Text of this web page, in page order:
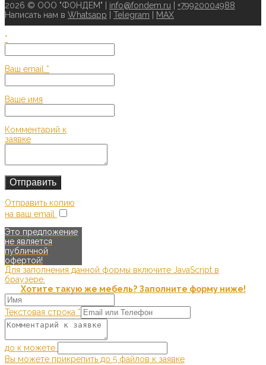
2026 © ООО "ФОНДЕМ" | info@fondem.ru
+79920004988
Написать нам в Whatsapp Telegram MAX
*
Ваш email *
Ваше имя
Комментарий к
заявке
Отправить копию
на ваш email
Это предложение
не является
публичной
офертой!
Для заполнения данной формы включите JavaScript в
браузере.
Хотите такую же мебель? Заполните форму ниже!
Текстовая строка *
до к можете
Вы можете прикрепить до 5 файлов к заявке